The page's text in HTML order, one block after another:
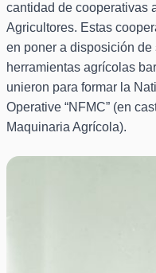
cantidad de cooperativas
Agricultores. Estas
en poner a disposición
herramientas agrícolas
unieron para formar la
Operative “NFMC” (en
Maquinaria Agrícola).